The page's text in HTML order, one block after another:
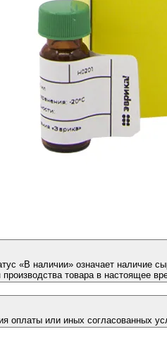
«В наличии» означает наличие
производства товара в настоящее
оплаты или иных согласованных